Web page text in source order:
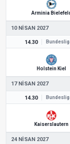
Arminia Bielefeld
10 NISAN 2027
14.30
Holstein Kiel
17 NISAN 2027
14.30
Kaiserslautern
24 NISAN 2027